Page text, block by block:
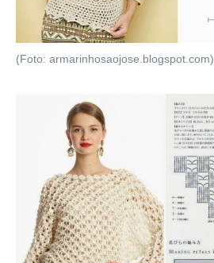
(Foto: armarinhosaojose.blogspot.com)